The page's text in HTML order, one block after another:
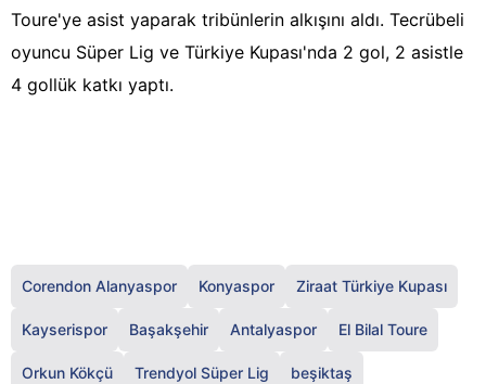
Toure'ye asist yaparak tribünlerin alkışını aldı. Tecrübeli
oyuncu Süper Lig ve Türkiye Kupası'nda 2 gol, 2 asistle
4 gollük katkı yaptı.
Corendon Alanyaspor Konyaspor Ziraat Türkiye Kupası
Kayserispor Başakşehir Antalyaspor El Bilal Toure
Orkun Kökçü Trendyol Süper Lig beşiktaş